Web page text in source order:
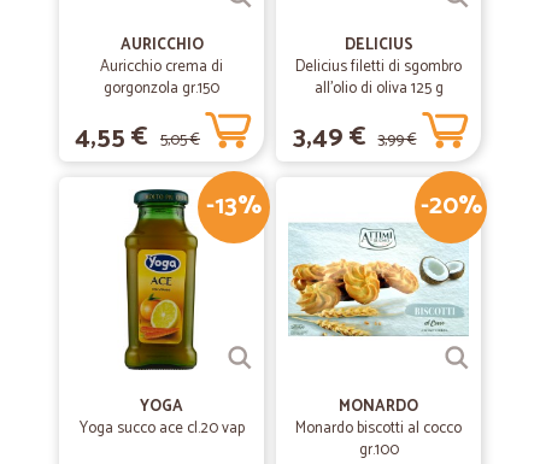
AURICCHIO
Auricchio crema di
gorgonzola gr.150
4,55 € 5,05 €
DELICIUS
Delicius filetti di sgombro
all'olio di oliva 125 g
3,49 € 3,99 €
-13%
YOGA
Yoga succo ace cl.20 vap
-20%
MONARDO
Monardo biscotti al cocco
gr.100